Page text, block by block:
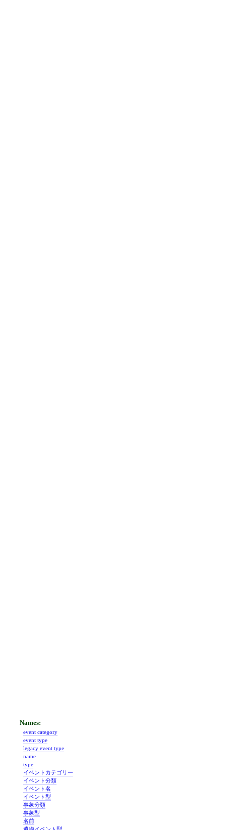
event category
event type
legacy event type
name
type
イベントカテゴリー
イベント分類
イベント名
イベント型
事象分類
事象型
名前
遺物イベント型